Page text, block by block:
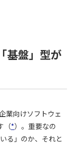
基盤」型が
業向けソフトウェ
（*）。重要なの
る」のか、それと